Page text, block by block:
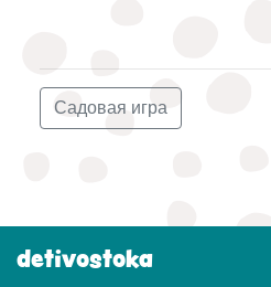
Садовая игра
detivostoka